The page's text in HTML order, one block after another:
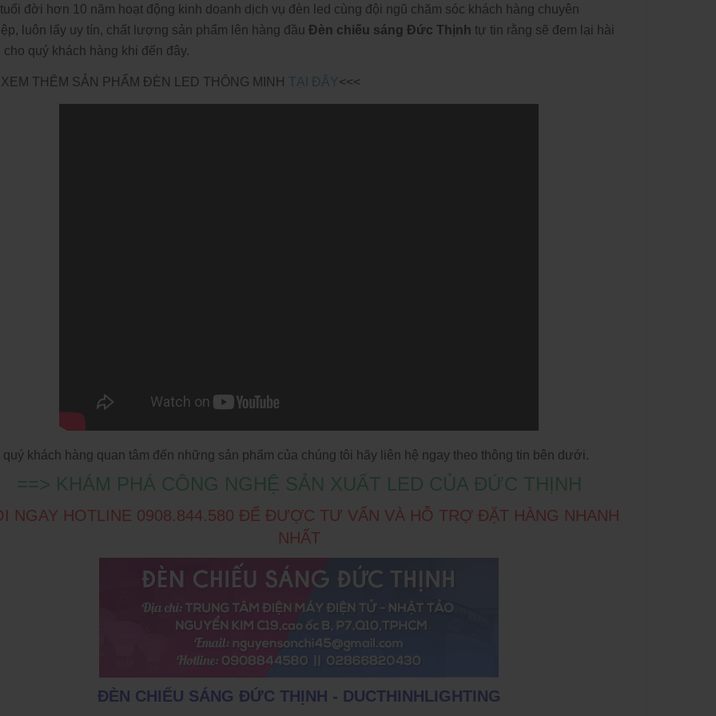
đời hơn 10 năm hoạt động kinh doanh dịch vụ đèn led cùng đội ngũ chăm sóc khách hàng chuyên
luôn lấy uy tín, chất lượng sản phẩm lên hàng đầu Đèn chiếu sáng Đức Thịnh tự tin rằng sẽ đem lại hài
cho quý khách hàng khi đến đây.
XEM THÊM SẢN PHẨM ĐÈN LED THÔNG MINH TẠI ĐÂY<<<
quý khách hàng quan tâm đến những sản phẩm của chúng tôi hãy liên hệ ngay theo thông tin bên dưới.
==> KHÁM PHÁ CÔNG NGHỆ SẢN XUẤT LED CỦA ĐỨC THỊNH
NGAY HOTLINE 0908.844.580 ĐỂ ĐƯỢC TƯ VẤN VÀ HỖ TRỢ ĐẶT HÀNG NHANH
NHẤT
ĐÈN CHIẾU SÁNG ĐỨC THỊNH - DUCTHINHLIGHTING